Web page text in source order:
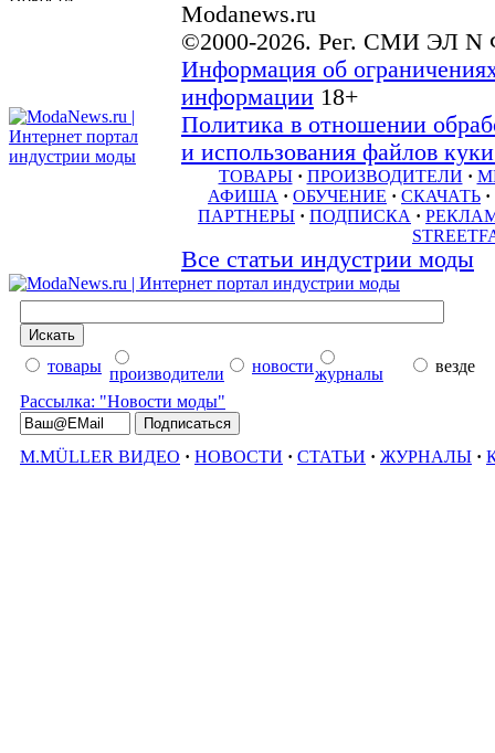
Modanews.ru
©2000-2026. Рег. СМИ ЭЛ N
Информация об
информации 18+
Политика в отношении
и использования файлов
ТОВАРЫ · ПРОИЗВОДИТЕЛИ ·
АФИША · ОБУЧЕНИЕ · СКАЧАТЬ ·
ПАРТНЕРЫ · ПОДПИСКА ·
Все статьи индустрии моды
товары производители новостижурналы
везде
Рассылка: "Новости моды"
M.MÜLLER ВИДЕО · НОВОСТИ · СТАТЬИ · ЖУРНАЛЫ ·